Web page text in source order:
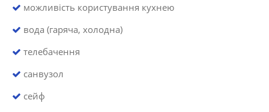
можливість користування кухнею
вода (гаряча, холодна)
телебачення
санвузол
сейф